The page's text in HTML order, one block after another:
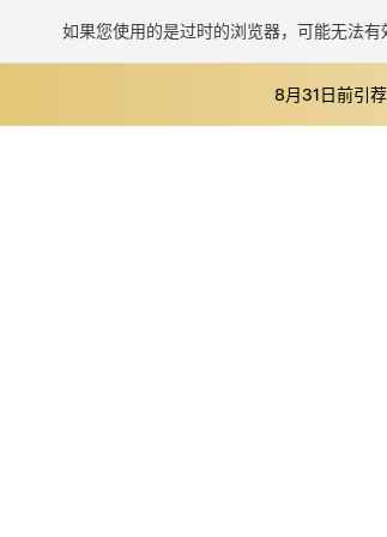
如果您使用的是过时的浏览器，可能无法
8月31日前引